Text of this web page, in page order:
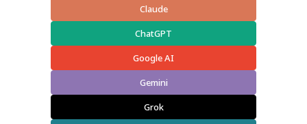
Claude
ChatGPT
Google AI
Gemini
Grok